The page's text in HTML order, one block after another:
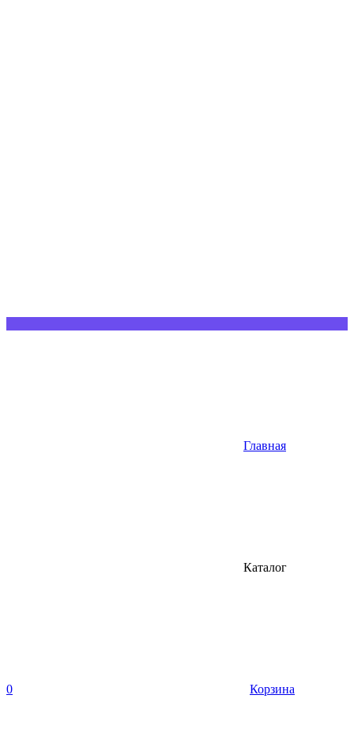
Главная
Каталог
0 Корзина